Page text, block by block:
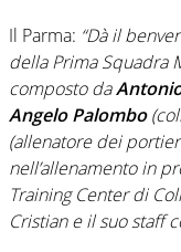
Il Parma: “Dà il
della Prima Squadra
composto da
Angelo Palombo
(allenatore dei
nell’allenamento in
Training Center di
Cristian e il suo staff